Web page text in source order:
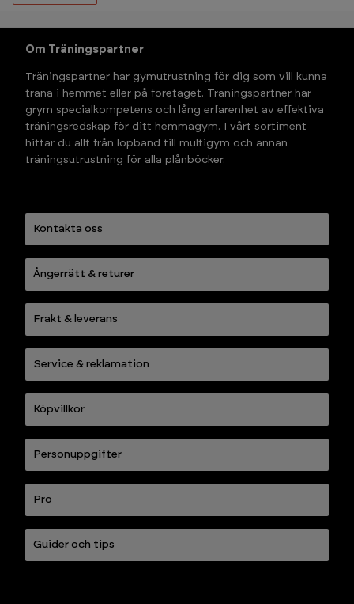
Om Träningspartner
Träningspartner har gymutrustning för dig som vill kunna
träna i hemmet eller på företaget. Träningspartner har
grym specialkompetens och lång erfarenhet av effektiva
träningsredskap för ditt hemmagym. I vårt sortiment
hittar du allt från löpband till multigym och annan
träningsutrustning för alla plånböcker.
Kontakta oss
Ångerrätt & returer
Frakt & leverans
Service & reklamation
Köpvillkor
Personuppgifter
Pro
Guider och tips